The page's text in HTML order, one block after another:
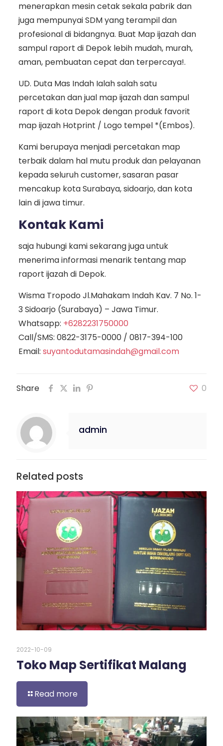
menerapkan mesin cetak sekala pabrik dan
juga mempunyai SDM yang terampil dan
profesional di bidangnya. Buat Map ijazah dan
sampul raport di Depok lebih mudah, murah,
aman, pembuatan cepat dan terpercaya!.
UD. Duta Mas Indah Ialah salah satu
percetakan dan jual map ijazah dan sampul
raport di kota Depok dengan produk favorit
map ijazah Hotprint / Logo tempel *(Embos).
Kami berupaya menjadi percetakan map
terbaik dalam hal mutu produk dan pelayanan
kepada seluruh customer, sasaran pasar
mencakup kota Surabaya, sidoarjo, dan kota
lain di jawa timur.
Kontak Kami
saja hubungi kami sekarang juga untuk
menerima informasi menarik tentang map
raport ijazah di Depok.
Wisma Tropodo Jl.Mahakam Indah Kav. 7 No. 1-
3 Sidoarjo (Surabaya) – Jawa Timur.
Whatsapp: +6282231750000
Call/SMS: 0822-3175-0000/ 0817-394-100
Email: suyantodutamasindah@gmail.com
Share 0
admin
Related posts
2022-10-09
Toko Map Sertifikat Malang
Read more